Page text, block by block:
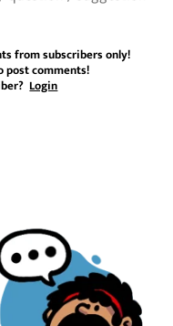
from subscribers only!
post comments!
Login